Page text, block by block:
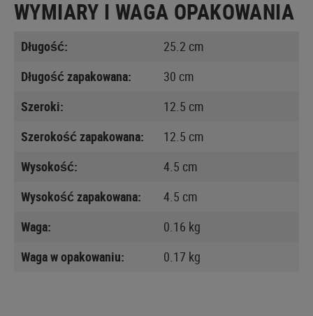
WYMIARY I WAGA OPAKOWANIA
Długość:
25.2 cm
Długość zapakowana:
30 cm
Szeroki:
12.5 cm
Szerokość zapakowana:
12.5 cm
Wysokość:
4.5 cm
Wysokość zapakowana:
4.5 cm
Waga:
0.16 kg
Waga w opakowaniu:
0.17 kg